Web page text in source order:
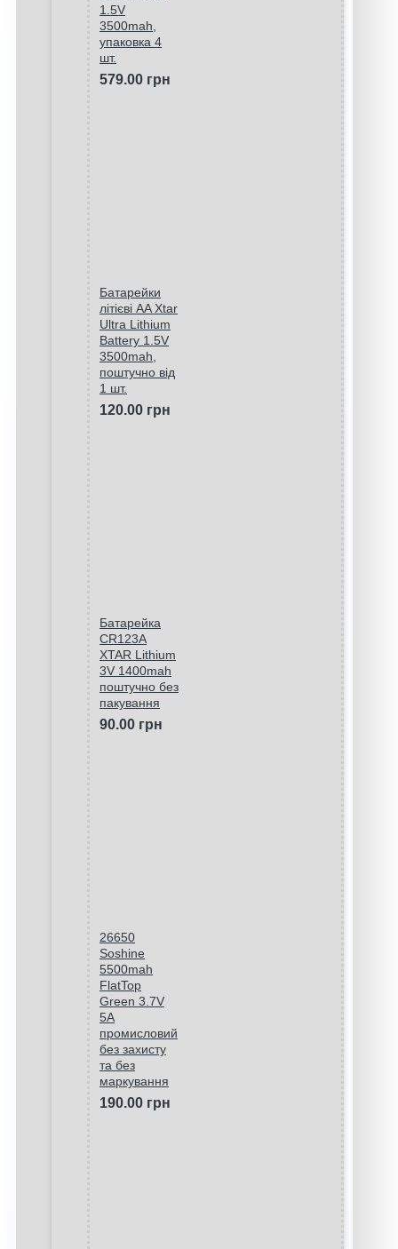
1.5V
3500mah,
упаковка 4
шт.
579.00 грн
Батарейки
літієві AA Xtar
Ultra Lithium
Battery 1.5V
3500mah,
поштучно від
1 шт.
120.00 грн
Батарейка
CR123A
XTAR Lithium
3V 1400mah
поштучно без
пакування
90.00 грн
26650
Soshine
5500mah
FlatTop
Green 3.7V
5A
промисловий
без захисту
та без
маркування
190.00 грн